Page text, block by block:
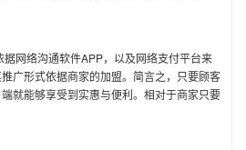
网络沟通软件APP，以及网络支付平台来
广形式依据商家的加盟。简言之，只要顾客
就能够享受到实惠与便利。相对于商家只要